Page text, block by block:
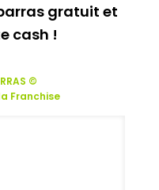
gratuit et
cash !
©
Franchise